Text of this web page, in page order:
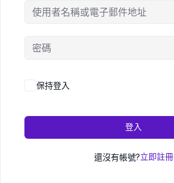
保持登入
登入
還沒有帳號?立即註冊